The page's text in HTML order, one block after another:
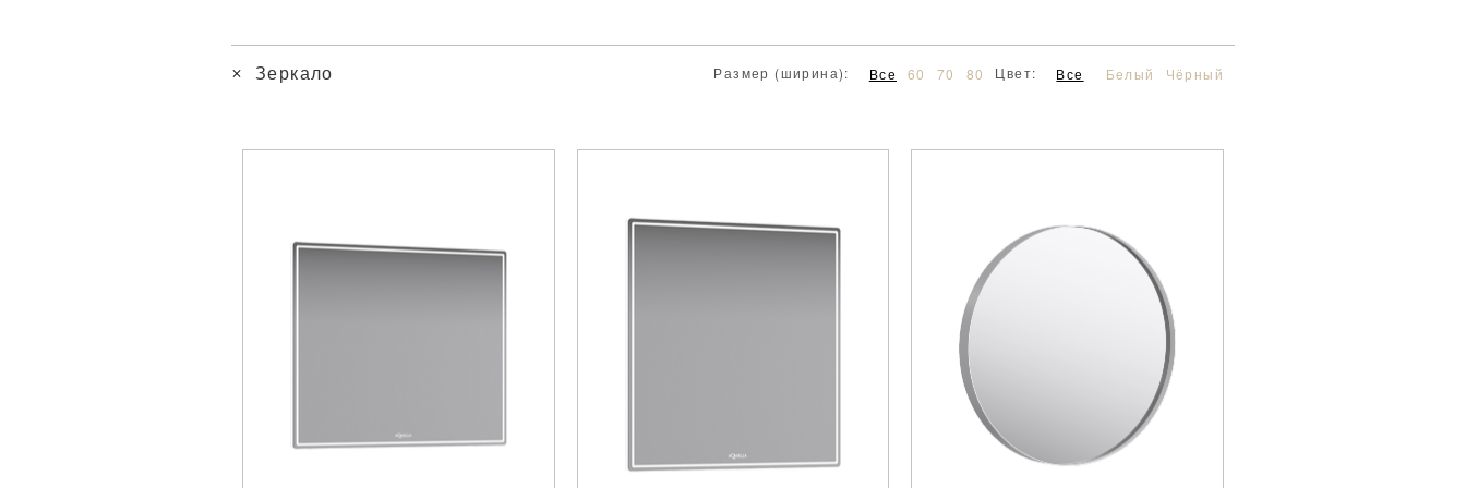
Зеркало Размер (ширина): Все 60 70 80 Цвет: Все Белый Чёрный